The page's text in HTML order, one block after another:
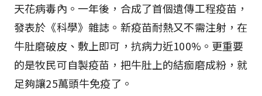
天花病毒內。一年後，合成了首個遺傳工程疫苗，
發表於《科學》雜誌。新疫苗耐熱又不需注射，在
牛肚磨破皮、敷上即可，抗病力近100%。更重要
的是牧民可自製疫苗，把牛肚上的結痂磨成粉，就
足夠讓25萬頭牛免疫了。